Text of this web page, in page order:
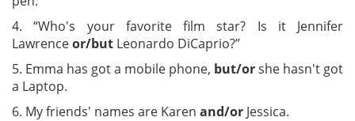
4. “Who's your favorite film star? Is it Jennifer
Lawrenceor/but Leonardo DiCaprio?”
5. Emma has got a mobile phone, but/orshe hasn't got
a Laptop.
6. My friends' names are Karen and/or Jessica.